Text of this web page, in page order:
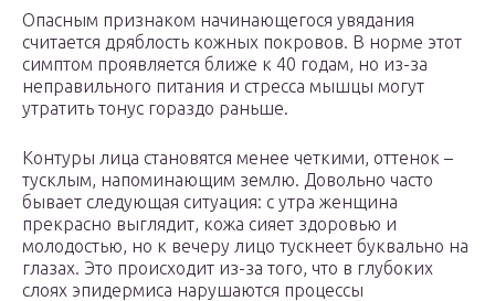
Опасным признаком начинающегося увядания
считается дряблость кожных покровов. В норме этот
симптом проявляется ближе к 40 годам, но из-за
неправильного питания и стресса мышцы могут
утратить тонус гораздо раньше.
Контуры лица становятся менее четкими, оттенок –
тусклым, напоминающим землю. Довольно часто
бывает следующая ситуация: с утра женщина
прекрасно выглядит, кожа сияет здоровью и
молодостью, но к вечеру лицо тускнеет буквально на
глазах. Это происходит из-за того, что в глубоких
слоях эпидермиса нарушаются процессы